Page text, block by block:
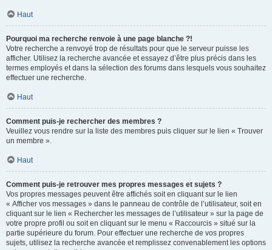
Haut
Pourquoi ma recherche renvoie à une page blanche ?!
Votre recherche a renvoyé trop de résultats pour que le serveur puisse les
afficher. Utilisez la recherche avancée et essayez d’être plus précis dans les
termes employés et dans la sélection des forums dans lesquels vous souhaitez
effectuer une recherche.
Haut
Comment puis-je rechercher des membres ?
Veuillez vous rendre sur la liste des membres puis cliquer sur le lien « Trouver
un membre ».
Haut
Comment puis-je retrouver mes propres messages et sujets ?
Vos propres messages peuvent être affichés soit en cliquant sur le lien
« Afficher vos messages » dans le panneau de contrôle de l’utilisateur, soit en
cliquant sur le lien « Rechercher les messages de l’utilisateur » sur la page de
votre propre profil ou soit en cliquant sur le menu « Raccourcis » situé sur la
partie supérieure du forum. Pour effectuer une recherche de vos propres
sujets, utilisez la recherche avancée et remplissez convenablement les options